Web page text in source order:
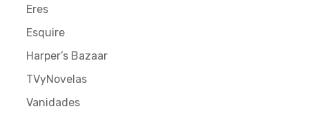
Eres
Esquire
Harper’s Bazaar
TVyNovelas
Vanidades